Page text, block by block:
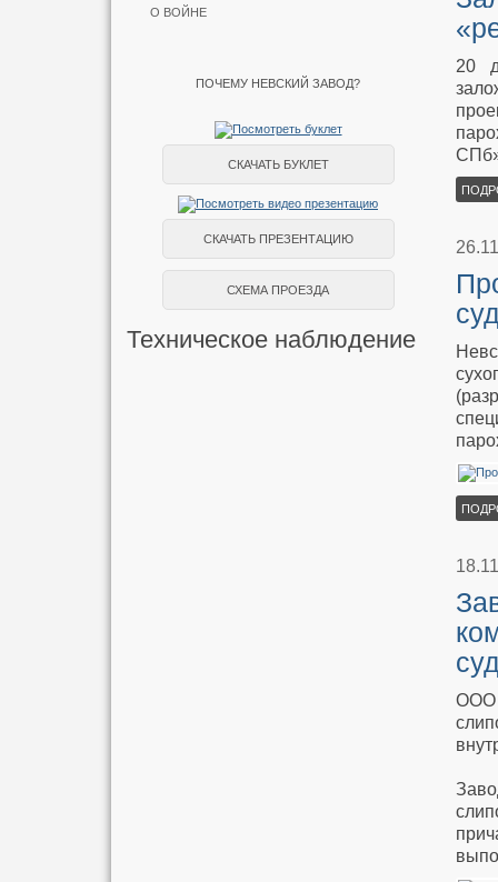
О ВОЙНЕ
ПОЧЕМУ НЕВСКИЙ ЗАВОД?
СКАЧАТЬ БУКЛЕТ
СКАЧАТЬ ПРЕЗЕНТАЦИЮ
СХЕМА ПРОЕЗДА
Техническое наблюдение
20
ООО